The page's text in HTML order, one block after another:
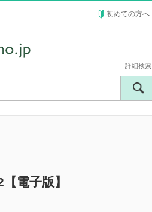
初めての方へ
詳細検索
電子版】